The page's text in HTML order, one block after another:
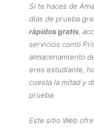
Si te haces de
días de prueba
rápidos gratis,
servicios como
almacenamiento
eres estudiante,
cuesta la mitad y
prueba.
Este sitio Web